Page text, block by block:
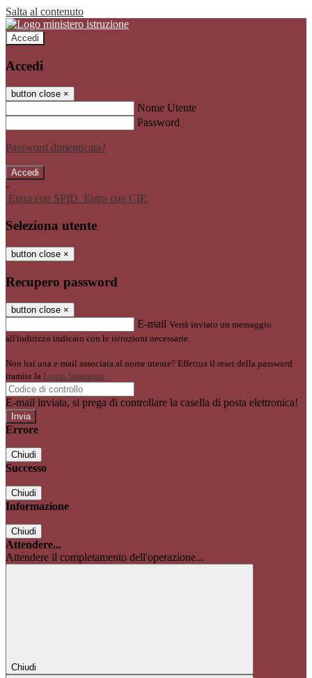
Salta al contenuto
Accedi
Accedi
button close ×
Nome Utente
Password
Password dimenticata?
-
Entra con SPID Entra con CIE
Seleziona utente
button close ×
Recupero password
button close ×
E-mail Verrà inviato un messaggio
all'indirizzo indicato con le istruzioni necessarie.
Non hai una e-mail associata al nome utente? Effettua il reset della password
tramite la Login Spaggiari
E-mail inviata, si prega di controllare la casella di posta elettronica!
Errore
Chiudi
Successo
Chiudi
Informazione
Chiudi
Attendere...
Attendere il completamento dell'operazione...
Chiudi